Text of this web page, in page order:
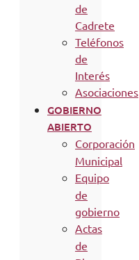
de
Cadrete
Teléfonos
de
Interés
Asociaciones
GOBIERNO
ABIERTO
Corporación
Municipal
Equipo
de
gobierno
Actas
de